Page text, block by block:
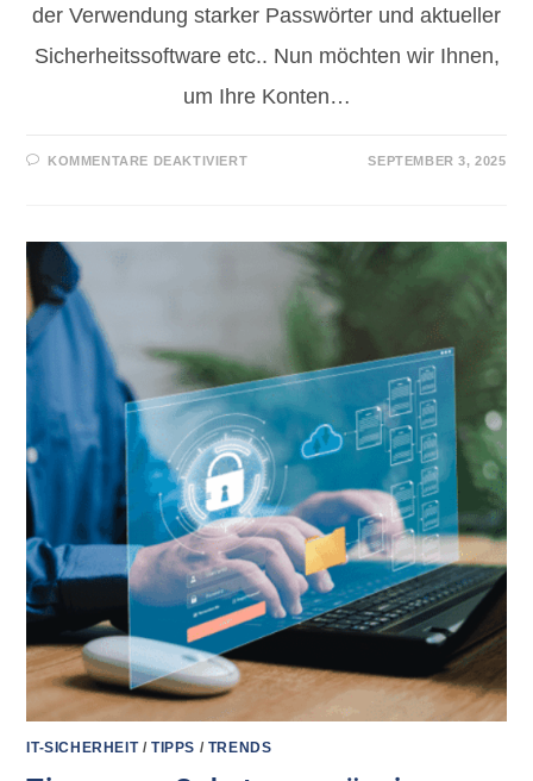
der Verwendung starker Passwörter und aktueller
Sicherheitssoftware etc.. Nun möchten wir Ihnen,
um Ihre Konten…
KOMMENTARE DEAKTIVIERT SEPTEMBER 3, 2025
IT-SICHERHEIT/TIPPS / TRENDS